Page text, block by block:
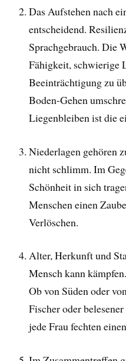
Das Aufstehen nach
entscheidend.
Sprachgebrauch. Die
Fähigkeit, schwierige
Beeinträchtigung zu
Boden-Gehen
Liegenbleiben ist die
Niederlagen gehören
nicht schlimm. Im
Schönheit in sich
Menschen einen
Verlöschen.
Alter, Herkunft und
Mensch kann
Ob von Süden oder
Fischer oder
jede Frau fechten